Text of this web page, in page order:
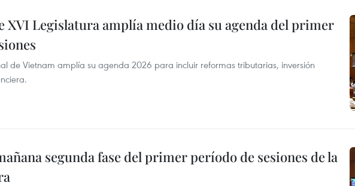
XVI Legislatura amplía medio día su agenda del primer
de Vietnam amplía su agenda 2026 para incluir reformas tributarias, inversión
segunda fase del primer período de sesiones de la